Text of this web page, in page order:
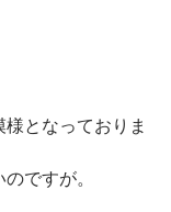
となっておりま
ですが。